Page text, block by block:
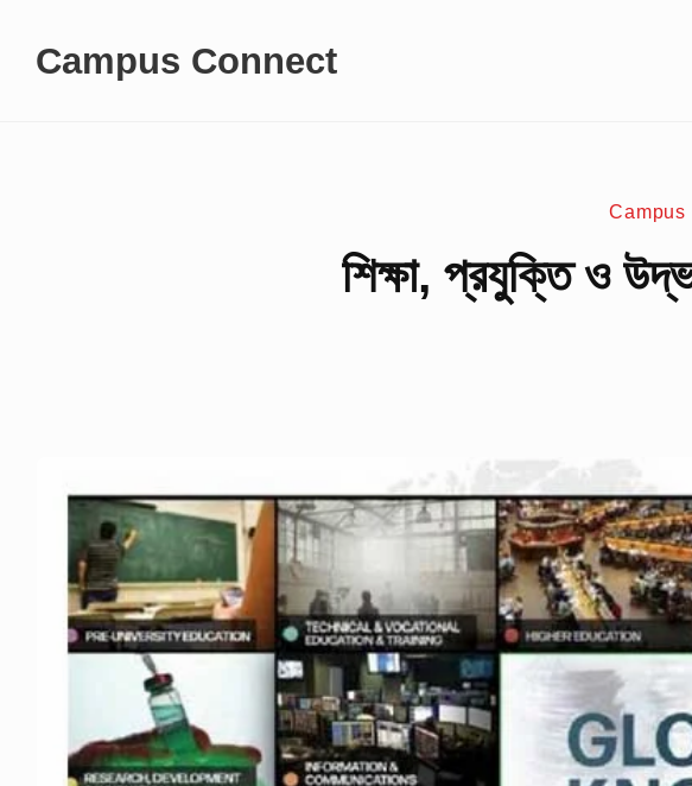
Campus Connect
Campus
শিক্ষা, প্রযুক্তি ও